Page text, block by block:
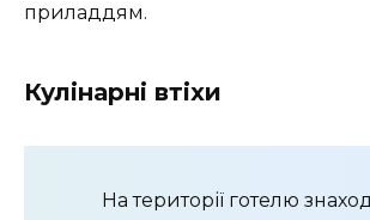
приладдям.
Кулінарні втіхи
На території готелю